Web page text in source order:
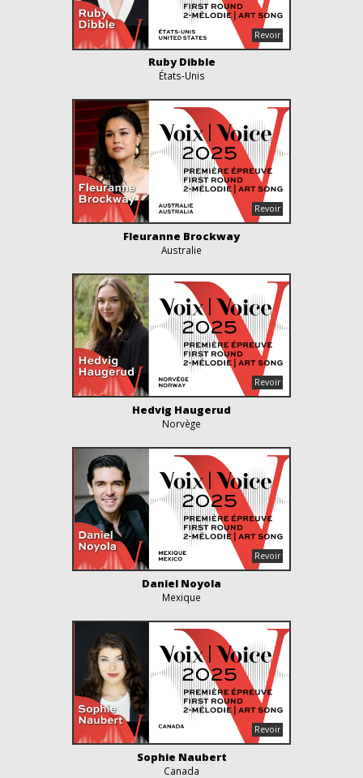
Ruby Dibble
États-Unis
Fleuranne Brockway
Australie
Hedvig Haugerud
Norvège
Daniel Noyola
Mexique
Sophie Naubert
Canada